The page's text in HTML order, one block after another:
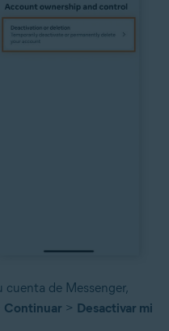
cuenta de Messenger,
Continuar > Desactivar mi